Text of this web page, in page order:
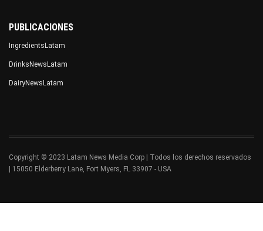
PUBLICACIONES
IngredientsLatam
DrinksNewsLatam
DairyNewsLatam
Copyright © 2023 Latam News Media Corp | Todos los derechos reservados
| 15050 Elderberry Lane, Fort Myers, FL 33907 - USA